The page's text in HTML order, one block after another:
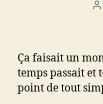
Ça faisait un
temps passait et
point de tout